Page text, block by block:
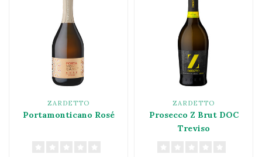
ZARDETTO
Portamonticano Rosé
ZARDETTO
Prosecco Z Brut DOC
Treviso